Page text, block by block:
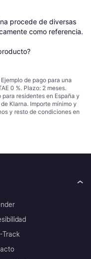
procede de diversas
como referencia.
de pago para una
0 %. Plazo: 2 meses.
residentes en España y
Klarna. Importe mínimo y
y resto de condiciones en
Track